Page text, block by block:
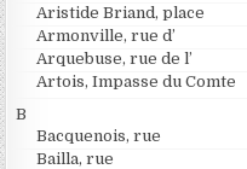
Aristide Briand, place
Armonville, rue d’
Arquebuse, rue de l’
Artois, Impasse du Comte
B
Bacquenois, rue
Bailla, rue